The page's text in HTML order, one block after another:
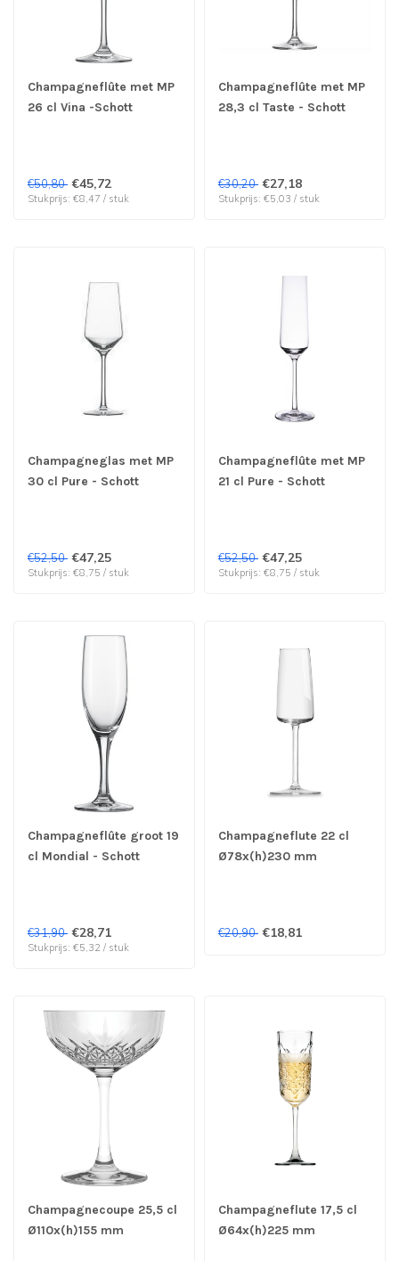
Champagneflûte met MP
26 cl Vina -Schott
€50,80 €45,72
Stukprijs: €8,47 / stuk
Champagneflûte met MP
28,3 cl Taste - Schott
€30,20 €27,18
Stukprijs: €5,03 / stuk
Champagneglas met MP
30 cl Pure - Schott
€52,50 €47,25
Stukprijs: €8,75 / stuk
Champagneflûte met MP
21 cl Pure - Schott
€52,50 €47,25
Stukprijs: €8,75 / stuk
Champagneflûte groot 19
cl Mondial - Schott
€31,90 €28,71
Stukprijs: €5,32 / stuk
Champagneflute 22 cl
Ø78x(h)230 mm
€20,90 €18,81
Champagnecoupe 25,5 cl
Ø110x(h)155 mm
Champagneflute 17,5 cl
Ø64x(h)225 mm